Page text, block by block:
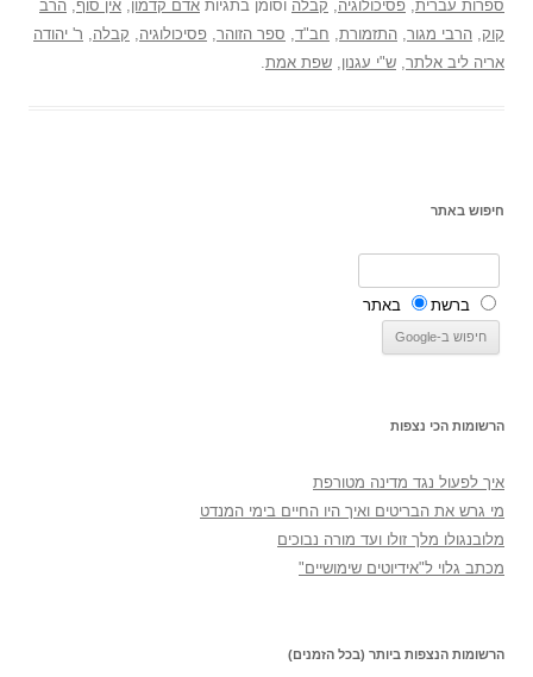
ספרות עברית פסיכולוגיה קבלה וסומן בתגיות אדם קדמון אין סוף הרב
קוק הרבי מגור התזמורת חב"ד ספר הזוהר פסיכולוגיה קבלה
ר' יהודה
אריה ליב אלתר ש"י עגנון שפת אמת
חיפוש באתר
ברשת באתר
הרשומות הכי נצפות
איך לפעול נגד מדינה מטורפת
מי גרש את הבריטים ואיך היו החיים בימי המנדט
מלובנגולו מלך זולו ועד מורה נבוכים
מכתב גלוי ל"אידיוטים שימושיים"
הרשומות הנצפות ביותר (בכל הזמנים)